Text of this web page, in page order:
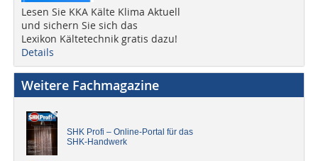
Lesen Sie KKA Kälte Klima Aktuell
und sichern Sie sich das
Lexikon Kältetechnik gratis dazu!
Details
Weitere Fachmagazine
SHK Profi – Online-Portal für das
SHK-Handwerk